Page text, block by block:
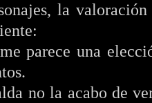
la
parece una
no la acabo de